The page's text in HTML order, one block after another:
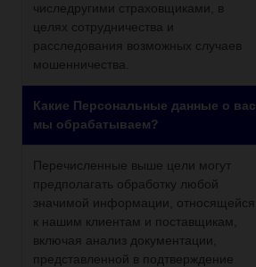
числедругими страховщиками, в
целях сотрудничества и
расследования возможных случаев
мошенничества.
Какие Персональные данные о вас
мы обрабатываем?
Перечисленные выше цели могут
предполагать обработку любой
значимой информации, относящейся
к нашим клиентам и поставщикам,
включая анализ документации,
представленной в подтверждение